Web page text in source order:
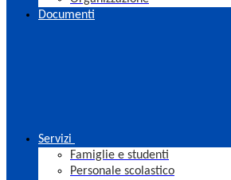
Documenti
Servizi
Famiglie e studenti
Personale scolastico